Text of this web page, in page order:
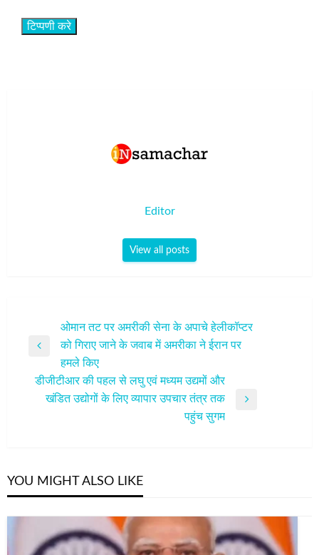
Editor
View all posts
नेविगेशन
ओमान तट पर अमरीकी सेना के अपाचे हेलीकॉप्टर
को गिराए जाने के जवाब में अमरीका ने ईरान पर
हमले किए
डीजीटीआर की पहल से लघु एवं मध्यम उद्यमों और
खंडित उद्योगों के लिए व्यापार उपचार तंत्र तक
पहुंच सुगम
YOU MIGHT ALSO LIKE